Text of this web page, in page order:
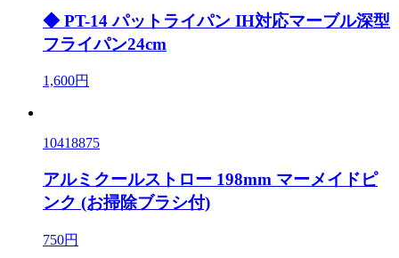
◆ PT-14 パットライパン IH対応マーブル深型
フライパン24cm
1,600円
10418875
アルミクールストロー 198mm マーメイドピ
ンク (お掃除ブラシ付)
750円